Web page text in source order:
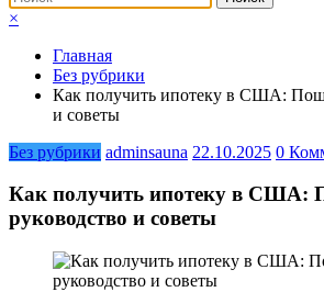
×
Главная
Без рубрики
Как получить ипотеку в США:
и советы
Без рубрики adminsauna 22.10.2025 0
Как получить ипотеку в США:
руководство и советы